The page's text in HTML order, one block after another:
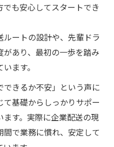
きる理由に迫る
る軽貨物配送の強み
ら始められる環境
れる企業配送の現場
集で新たなチャンス到
OKな働き方ガイド
者も安心のスタート
も安心してスタートでき
ートの設計や、先輩ドラ
あり、最初の一歩を踏み
ます。
きるか不安」という声に
基礎からしっかりサポー
ます。実際に企業配送の現
で業務に慣れ、安定して